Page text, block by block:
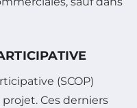
(SCOP)
Ces derniers